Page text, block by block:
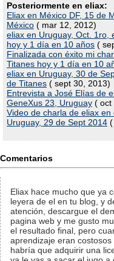
Posteriormente en eliax:
Eliax en México DF, 15 de
México ( mar 12, 2012)
eliax en Uruguay, Oct. 1ro,
hoy y 1 día en 10 años (
Finalizada con éxito mi
Titanes hoy y 1 día en 10
eliax en Uruguay, 30 de
de Titanes ( sept 30, 2013)
Entrevista a José Elías de
GeneXus 23, Uruguay ( oct
Video de charla de eliax en
Uruguay, 29 de Sept 2014
Comentarios
Eliax hace mucho que ya
leyera de el en tu blog, y
atención, descargue el
pagina web y me gusto
el resultado final, pero
aprendizaje eran
habría que adquirir una